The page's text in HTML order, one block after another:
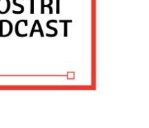
sito in assenza di
diversi da quelli